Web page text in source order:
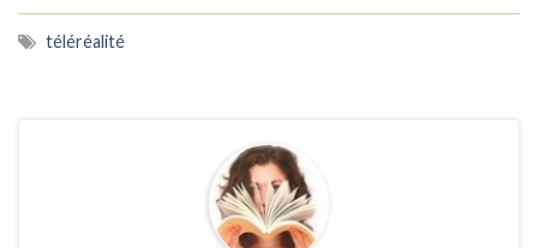
téléréalité